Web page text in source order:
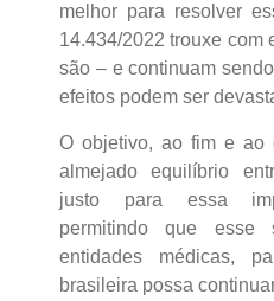
melhor para resolver
14.434/2022 trouxe com
são – e continuam
efeitos podem ser
O objetivo, ao fim e ao
almejado equilíbrio
justo para essa
permitindo que esse
entidades médicas,
brasileira possa